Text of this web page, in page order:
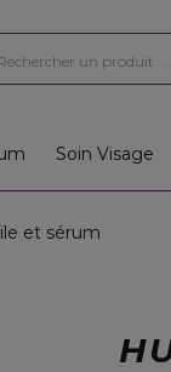
Soin Visage
et sérum